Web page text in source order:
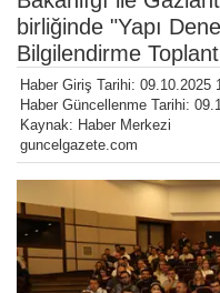
birliğinde "Yapı
Bilgilendirme
Haber Giriş Tarihi: 09.10.2025
Haber Güncellenme Tarihi:
Kaynak: Haber Merkezi
guncelgazete.com